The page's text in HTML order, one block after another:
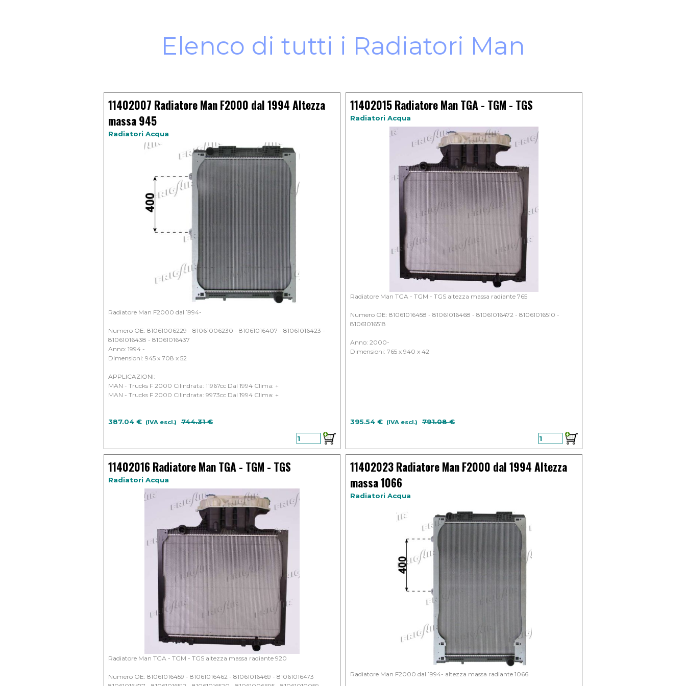
Elenco di tutti i Radiatori Man
11402007 Radiatore Man F2000 dal 1994 Altezza
massa 945
Radiatori Acqua
Radiatore Man F2000 dal 1994-
Numero OE: 81061006229 - 81061006230 - 81061016407 - 81061016423 -
81061016438 - 81061016437
Anno: 1994 -
Dimensioni: 945 x 708 x 52
APPLICAZIONI:
MAN - Trucks F 2000 Cilindrata: 11967cc Dal 1994 Clima: +
MAN - Trucks F 2000 Cilindrata: 9973cc Dal 1994 Clima: +
387.04 € (IVA escl.) Prezzo senza sconto
744.31 €
11402015 Radiatore Man TGA - TGM - TGS
Radiatori Acqua
Radiatore Man TGA - TGM - TGS altezza massa radiante 765
Numero OE: 81061016458 - 81061016468 - 81061016472 - 81061016510 -
81061016518
Anno: 2000-
Dimensioni: 765 x 940 x 42
395.54 € (IVA escl.) Prezzo senza sconto
791.08 €
11402016 Radiatore Man TGA - TGM - TGS
Radiatori Acqua
Radiatore Man TGA - TGM - TGS altezza massa radiante 920
Numero OE: 81061016459 - 81061016462 - 81061016469 - 81061016473
11402023 Radiatore Man F2000 dal 1994 Altezza
massa 1066
Radiatori Acqua
Radiatore Man F2000 dal 1994- altezza massa radiante 1066